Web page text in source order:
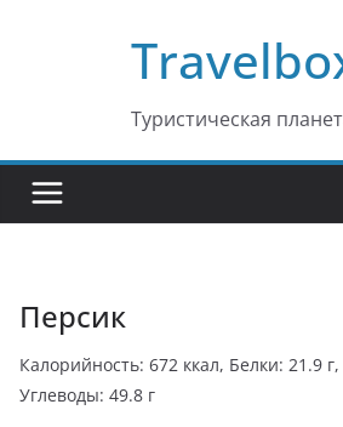
Туристическая
Персик
Калорийность: 672 ккал, Белки: 21.9
Углеводы: 49.8 г